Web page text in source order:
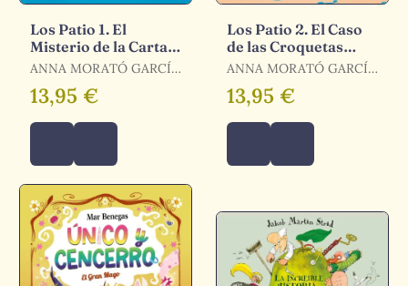
Los Patio 1. El
Misterio de la Carta
Dorada
ANNA MORATÓ GARCÍA
ANNA
13,95 €
Los Patio 2. El Caso
de las Croquetas
Azules
ANNA MORATÓ GARCÍA
ANNA
13,95 €